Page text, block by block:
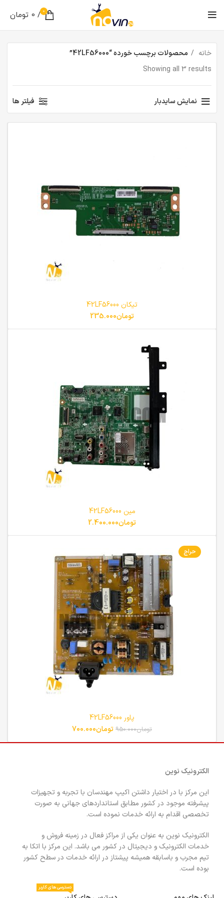
0
/ تومان 0
خانه
محصولات برچسب خورده “42LF56000”
Showing all 3 results
نمایش سایدبار فیلتر ها
تیکان 42LF56000
تومان235.000
مین 42LF56000
تومان2.400.000
حراج
پاور 42LF56000
تومان950.000 تومان700.000
الکترونیک نوین
این مرکز با در اختیار داشتن اکیپ مهندسان با تجربه و تجهیزات
پیشرفته موجود در کشور مطابق استانداردهای جهانی به صورت
تخصصی اقدام به ارائه خدمات نموده است.
الکترونیک نوین به عنوان یکی از مراکز فعال در زمینه فروش و
خدمات الکترونیک و دیجیتال در کشور می باشد. این مرکز با اتکا به
تیم مجرب و باسابقه همیشه پیشتاز در ارائه خدمات در سطح کشور
بوده است.
دسترسی های کاربر